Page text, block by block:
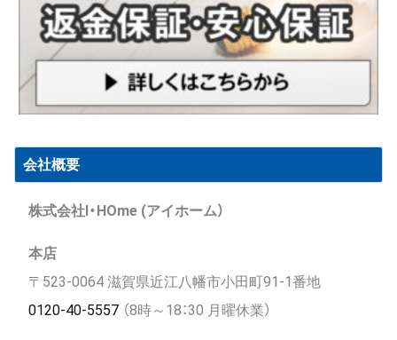
会社概要
株式会社I・HOme (アイホーム）
本店
〒523-0064 滋賀県近江八幡市小田町91-1番地
0120-40-5557（8時～18：30 月曜休業）